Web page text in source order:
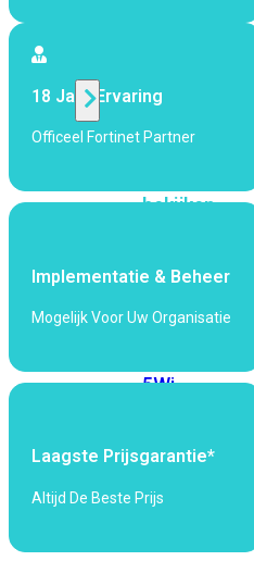
Alle
bekijken
Fi
5Wi-
Fi
Fi
18 Jaar Ervaring
Officeel Fortinet Partner
Implementatie & Beheer
Mogelijk Voor Uw Organisatie
Laagste Prijsgarantie*
Altijd De Beste Prijs